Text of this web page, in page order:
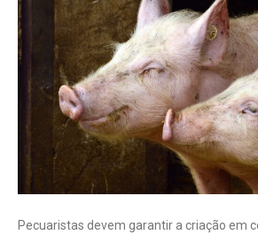
dicas
para
o
manejo
de
suínos
Pecuaristas devem garantir a criação em